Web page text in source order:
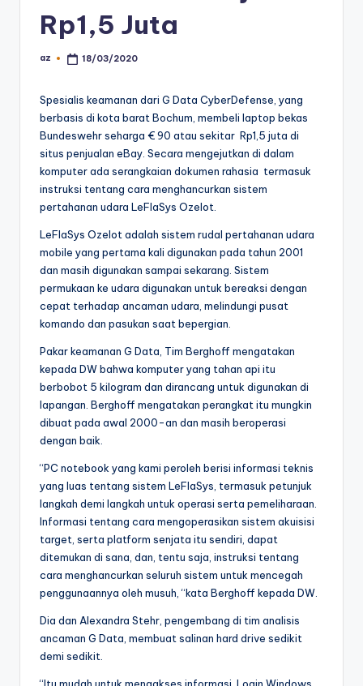
Rp1,5 Juta
Posted
az 18/03/2020
Spesialis keamanan dari G Data CyberDefense, yang
berbasis di kota barat Bochum, membeli laptop bekas
Bundeswehr seharga € 90 atau sekitar Rp1,5 juta di
situs penjualan eBay. Secara mengejutkan di dalam
komputer ada serangkaian dokumen rahasia termasuk
instruksi tentang cara menghancurkan sistem
pertahanan udara LeFlaSys Ozelot.
LeFlaSys Ozelot adalah sistem rudal pertahanan udara
mobile yang pertama kali digunakan pada tahun 2001
dan masih digunakan sampai sekarang. Sistem
permukaan ke udara digunakan untuk bereaksi dengan
cepat terhadap ancaman udara, melindungi pusat
komando dan pasukan saat bepergian.
Pakar keamanan G Data, Tim Berghoff mengatakan
kepada DW bahwa komputer yang tahan api itu
berbobot 5 kilogram dan dirancang untuk digunakan di
lapangan. Berghoff mengatakan perangkat itu mungkin
dibuat pada awal 2000-an dan masih beroperasi
dengan baik.
“PC notebook yang kami peroleh berisi informasi teknis
yang luas tentang sistem LeFlaSys, termasuk petunjuk
langkah demi langkah untuk operasi serta pemeliharaan.
Informasi tentang cara mengoperasikan sistem akuisisi
target, serta platform senjata itu sendiri, dapat
ditemukan di sana, dan, tentu saja, instruksi tentang
cara menghancurkan seluruh sistem untuk mencegah
penggunaannya oleh musuh, “kata Berghoff kepada DW.
Dia dan Alexandra Stehr, pengembang di tim analisis
ancaman G Data, membuat salinan hard drive sedikit
demi sedikit.